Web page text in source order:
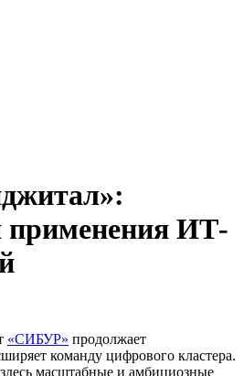
применения ИТ-
«СИБУР» продолжает
команду цифрового кластера.
масштабные и амбициозные